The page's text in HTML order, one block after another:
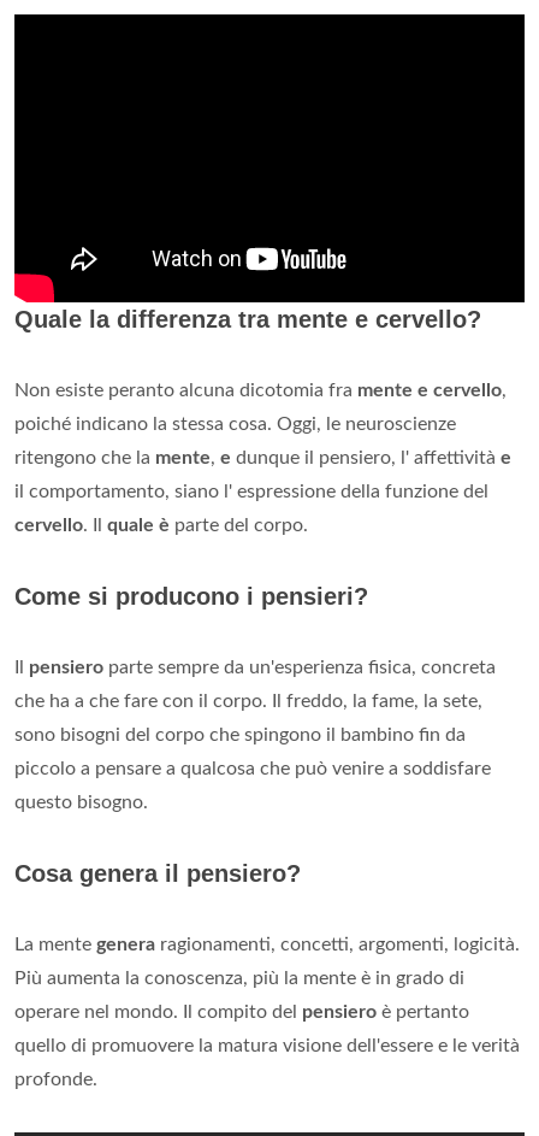
Quale la differenza tra mente e cervello?
Non esiste peranto alcuna dicotomia fra mente e cervello,
poiché indicano la stessa cosa. Oggi, le neuroscienze
ritengono che la mente, e dunque il pensiero, l' affettività e
il comportamento, siano l' espressione della funzione del
cervello. Il quale è parte del corpo.
Come si producono i pensieri?
pensiero parte sempre da un'esperienza fisica, concreta
che ha a che fare con il corpo. Il freddo, la fame, la sete,
sono bisogni del corpo che spingono il bambino fin da
piccolo a pensare a qualcosa che può venire a soddisfare
questo bisogno.
Cosa genera il pensiero?
La mente genera ragionamenti, concetti, argomenti, logicità.
Più aumenta la conoscenza, più la mente è in grado di
operare nel mondo. Il compito del pensiero è pertanto
quello di promuovere la matura visione dell'essere e le verità
profonde.